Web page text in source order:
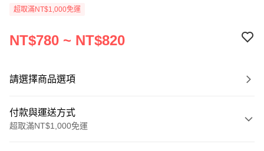
超取滿NT$1,000免運
NT$780 ~ NT$820
請選擇商品選項
付款與運送方式
超取滿NT$1,000免運